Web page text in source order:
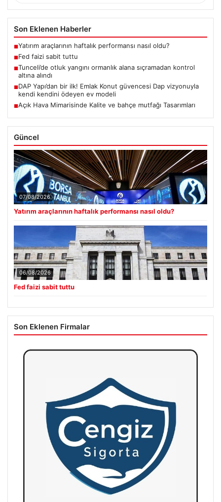
Son Eklenen Haberler
■Yatırım araçlarının haftalık performansı nasıl oldu?
■Fed faizi sabit tuttu
■Tunceli’de otluk yangını ormanlık alana sıçramadan kontrol
altına alındı
■DAP Yapı’dan bir ilk! Emlak Konut güvencesi Dap vizyonuyla
kendi kendini ödeyen ev modeli
■Açık Hava Mimarisinde Kalite ve bahçe mutfağı Tasarımları
Güncel
07/08/2026
Yatırım araçlarının haftalık performansı nasıl oldu?
06/08/2026
Fed faizi sabit tuttu
Son Eklenen Firmalar